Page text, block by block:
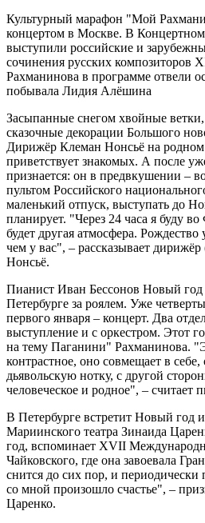
Культурный марафон "Мой
концертом в Москве. В
выступили российские и
сочинения русских композиторов
Рахманинова в программе отвели
побывала Лидия Алёшина
Засыпанные снегом хвойные
сказочные декорации Большого
Дирижёр Клеман Нонсьё на
приветствует знакомых. А после
признается: он в предвкушении –
пультом Российского
маленький отпуск, выступать до
планирует. "Через 24 часа я буду
будет другая атмосфера. Рождество
чем у вас", – рассказывает
Нонсьё.
Пианист Иван Бессонов Новый год
Петербурге за роялем. Уже
первого января – концерт. Два
выступление и с оркестром. Этот
на тему Паганини" Рахманинова.
контрастное, оно совмещает в
дьявольскую нотку, с другой
человеческое и родное", – считает
В Петербурге встретит Новый год
Мариинского театра Зинаида
год, вспоминает XVII
Чайковского, где она завоевала
снится до сих пор, и периодически
со мной произошло счастье", –
Царенко.